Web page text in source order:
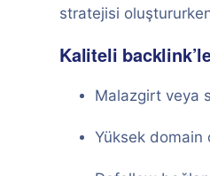
stratejisi
Kaliteli
Malazgirt veya
Yüksek domain